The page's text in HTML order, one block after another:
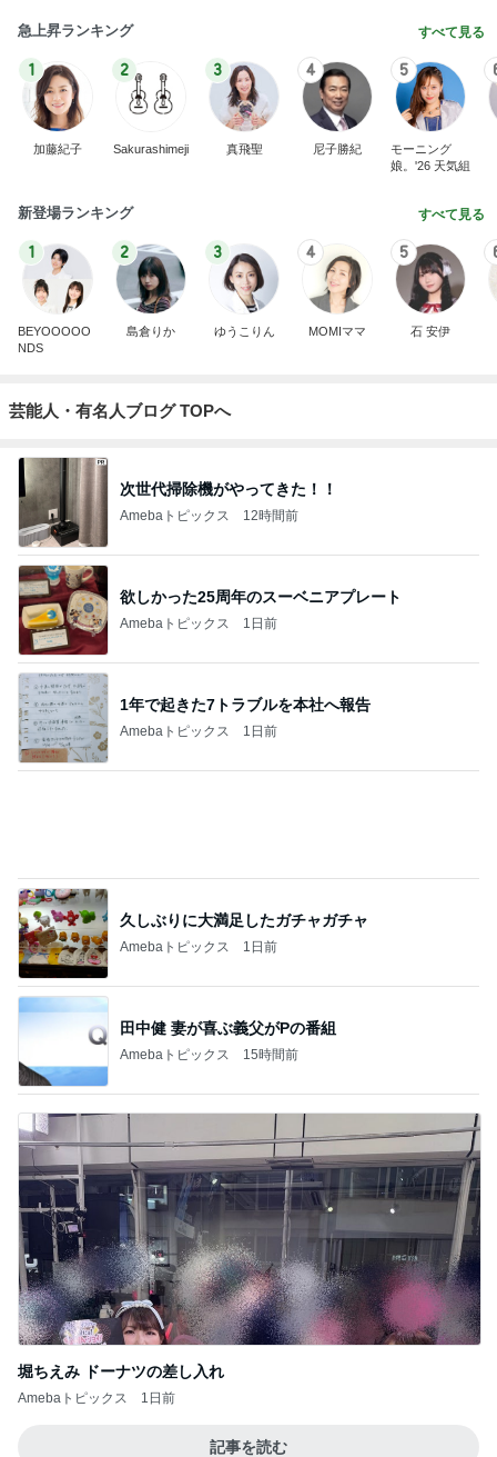
急上昇ランキング すべて見る
1
加藤紀子
2
Sakurashimeji
3
真飛聖
4
尼子勝紀
5
モーニング
娘。'26 天気組
新登場ランキング すべて見る
1
BEYOOOOO
NDS
2
島倉りか
3
ゆうこりん
4
MOMIママ
5
石 安伊
芸能人・有名人ブログ TOPへ
次世代掃除機がやってきた！！
Amebaトピックス 12時間前
欲しかった25周年のスーベニアプレート
Amebaトピックス 1日前
1年で起きた7トラブルを本社へ報告
Amebaトピックス 1日前
田中健 妻が喜ぶ義父がPの番組
Amebaトピックス 15時間前
堀ちえみ ドーナツの差し入れ
Amebaトピックス 1日前
記事を読む
Amebaトピックス 2日前